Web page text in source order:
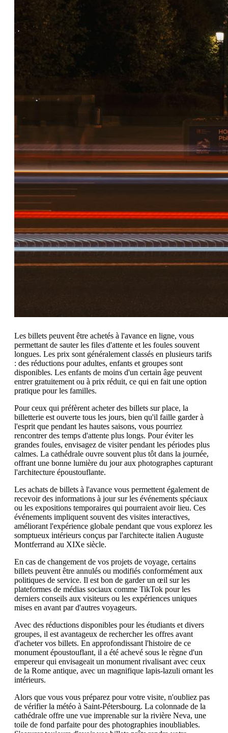
Les billets peuvent être achetés à l'avance en ligne, vous
permettant de sauter les files d'attente et les foules souvent
longues. Les prix sont généralement classés en plusieurs tarifs
: des réductions pour adultes, enfants et groupes sont
disponibles. Les enfants de moins d'un certain âge peuvent
entrer gratuitement ou à prix réduit, ce qui en fait une option
pratique pour les familles.
Pour ceux qui préfèrent acheter des billets sur place, la
billetterie est ouverte tous les jours, bien qu'il faille garder à
l'esprit que pendant les hautes saisons, vous pourriez
rencontrer des temps d'attente plus longs. Pour éviter les
grandes foules, envisagez de visiter pendant les périodes plus
calmes. La cathédrale ouvre souvent plus tôt dans la journée,
offrant une bonne lumière du jour aux photographes capturant
l'architecture époustouflante.
Les achats de billets à l'avance vous permettent également de
recevoir des informations à jour sur les événements spéciaux
ou les expositions temporaires qui pourraient avoir lieu. Ces
événements impliquent souvent des visites interactives,
améliorant l'expérience globale pendant que vous explorez les
somptueux intérieurs conçus par l'architecte italien Auguste
Montferrand au XIXe siècle.
En cas de changement de vos projets de voyage, certains
billets peuvent être annulés ou modifiés conformément aux
politiques de service. Il est bon de garder un œil sur les
plateformes de médias sociaux comme TikTok pour les
derniers conseils aux visiteurs ou les expériences uniques
mises en avant par d'autres voyageurs.
Avec des réductions disponibles pour les étudiants et divers
groupes, il est avantageux de rechercher les offres avant
d'acheter vos billets. En approfondissant l'histoire de ce
monument époustouflant, il a été achevé sous le règne d'un
empereur qui envisageait un monument rivalisant avec ceux
de la Rome antique, avec un magnifique lapis-lazuli ornant les
intérieurs.
Alors que vous vous préparez pour votre visite, n'oubliez pas
de vérifier la météo à Saint-Pétersbourg. La colonnade de la
cathédrale offre une vue imprenable sur la rivière Neva, une
toile de fond parfaite pour des photographies inoubliables.